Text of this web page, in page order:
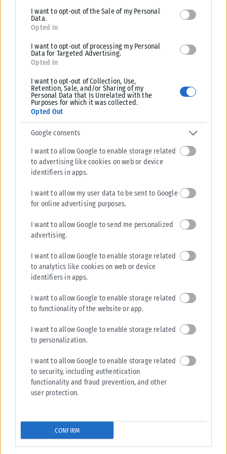
I want to opt-out of the Sale of my Personal
Data.
Opted In
I want to opt-out of processing my Personal
Data for Targeted Advertising.
Opted In
I want to opt-out of Collection, Use,
Retention, Sale, and/or Sharing of my
Personal Data that Is Unrelated with the
Purposes for which it was collected.
Opted Out
Google consents
I want to allow Google to enable storage related
to advertising like cookies on web or device
identifiers in apps.
I want to allow my user data to be sent to Google
for online advertising purposes.
I want to allow Google to send me personalized
advertising.
I want to allow Google to enable storage related
to analytics like cookies on web or device
identifiers in apps.
I want to allow Google to enable storage related
to functionality of the website or app.
I want to allow Google to enable storage related
to personalization.
I want to allow Google to enable storage related
to security, including authentication
functionality and fraud prevention, and other
user protection.
CONFIRM
τελειώσει το καλοκαίρι
Αν οι τελευταίοι μήνες ήταν γεμάτοι απογοητεύσεις, χωρισμούς ή
γνωριμίες που δεν οδήγησαν πουθενά, το υπόλοιπο του καλοκαιριού
φαίνεται πως...
ΑΝΑΡΤΉΘΗΚΕ ΑΠΌΕΛΕΆΝΑ ΖΑΜΠΆΡΑ